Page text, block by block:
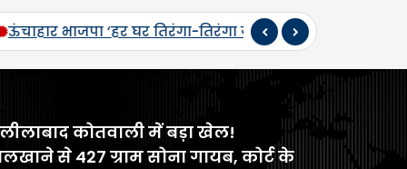
यात्रा’ अभियान के जरिए पूरे क्षेत्र को राष्टप्रेम की
कोतवाली में बड़ा खेल!
से 427 ग्राम सोना गायब, कोर्ट के